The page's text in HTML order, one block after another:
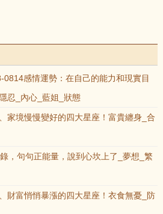
0814感情運勢：在自己的能力和現實目
忍_內心_藍姐_狀態
家境慢慢變好的四大星座！富貴纏身_合
，句句正能量，說到心坎上了_夢想_繁
財富悄悄暴漲的四大星座！衣食無憂_防